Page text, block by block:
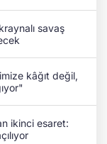
savaş
kâğıt değil,
ikinci esaret: